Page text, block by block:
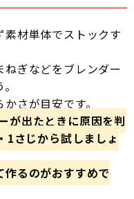
材単体でストックす
ぎなどをブレンダー
さが目安です。
が出たときに原因を判
1さじから試しましょ
るのがおすすめで